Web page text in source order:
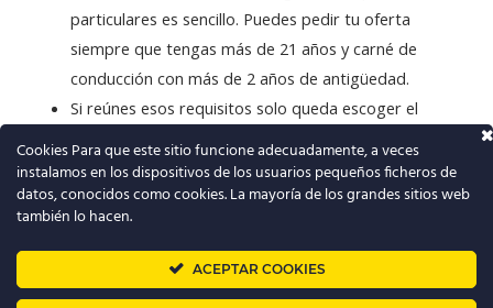
particulares es sencillo. Puedes pedir tu oferta
siempre que tengas más de 21 años y carné de
conducción con más de 2 años de antigüedad.
Si reúnes esos requisitos solo queda escoger el
tarifa mensual y el la cantidad de kilómetros a realizar.
Renting Álava para empresas y autónomos
Cookies Para que este sitio funcione adecuadamente, a veces
instalamos en los dispositivos de los usuarios pequeños ficheros de
datos, conocidos como cookies. La mayoría de los grandes sitios web
también lo hacen.
ACEPTAR COOKIES